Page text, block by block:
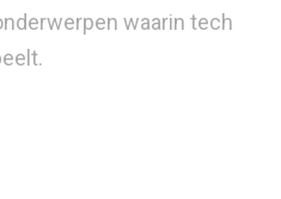
waarin tech